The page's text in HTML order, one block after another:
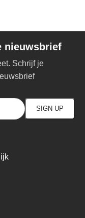
nieuwsbrief
Schrijf je